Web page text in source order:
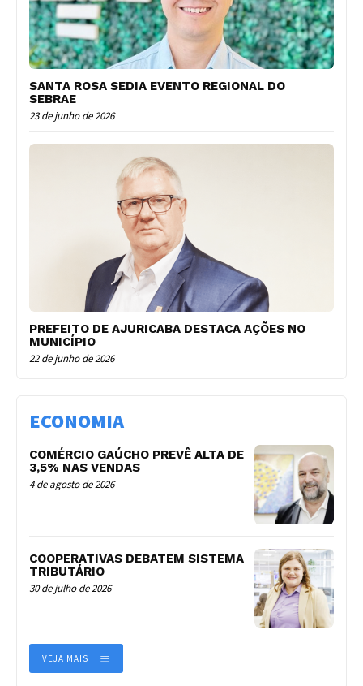
SANTA ROSA SEDIA EVENTO REGIONAL DO
SEBRAE
23 de junho de 2026
PREFEITO DE AJURICABA DESTACA AÇÕES NO
MUNICÍPIO
22 de junho de 2026
ECONOMIA
COMÉRCIO GAÚCHO PREVÊ ALTA DE
3,5% NAS VENDAS
4 de agosto de 2026
COOPERATIVAS DEBATEM SISTEMA
TRIBUTÁRIO
30 de julho de 2026
VEJA MAIS